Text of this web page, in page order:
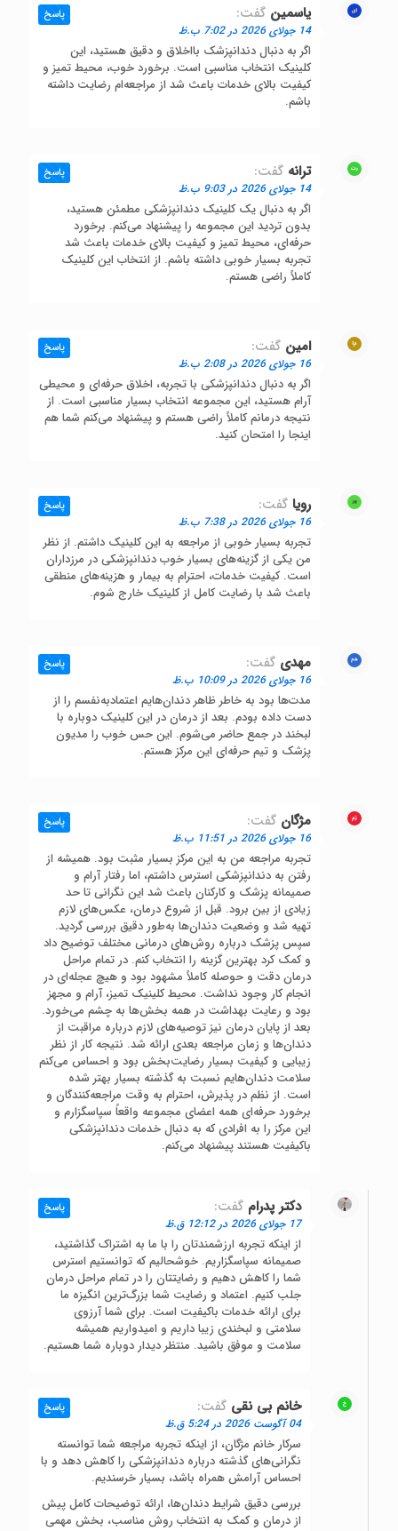
یاسمین گفت:
14 جولای 2026 در 7:02 ب.ظ
اگر به دنبال دندانپزشک بااخلاق و دقیق هستید، این
کلینیک انتخاب مناسبی است. برخورد خوب، محیط تمیز و
کیفیت بالای خدمات باعث شد از مراجعه‌ام رضایت داشته
باشم.
پاسخ
ترانه گفت:
14 جولای 2026 در 9:03 ب.ظ
اگر به دنبال یک کلینیک دندانپزشکی مطمئن هستید،
بدون تردید این مجموعه را پیشنهاد می‌کنم. برخورد
حرفه‌ای، محیط تمیز و کیفیت بالای خدمات باعث شد
تجربه بسیار خوبی داشته باشم. از انتخاب این کلینیک
کاملاً راضی هستم.
پاسخ
امین گفت:
16 جولای 2026 در 2:08 ب.ظ
اگر به دنبال دندانپزشکی با تجربه، اخلاق حرفه‌ای و محیطی
آرام هستید، این مجموعه انتخاب بسیار مناسبی است. از
نتیجه درمانم کاملاً راضی هستم و پیشنهاد می‌کنم شما هم
اینجا را امتحان کنید.
پاسخ
رویا گفت:
16 جولای 2026 در 7:38 ب.ظ
تجربه بسیار خوبی از مراجعه به این کلینیک داشتم. از نظر
من یکی از گزینه‌های بسیار خوب دندانپزشکی در مرزداران
است. کیفیت خدمات، احترام به بیمار و هزینه‌های منطقی
باعث شد با رضایت کامل از کلینیک خارج شوم.
پاسخ
مهدی گفت:
16 جولای 2026 در 10:09 ب.ظ
مدت‌ها بود به خاطر ظاهر دندان‌هایم اعتمادبه‌نفسم را از
دست داده بودم. بعد از درمان در این کلینیک دوباره با
لبخند در جمع حاضر می‌شوم. این حس خوب را مدیون
پزشک و تیم حرفه‌ای این مرکز هستم.
پاسخ
مژگان گفت:
16 جولای 2026 در 11:51 ب.ظ
تجربه مراجعه من به این مرکز بسیار مثبت بود. همیشه از
رفتن به دندانپزشکی استرس داشتم، اما رفتار آرام و
صمیمانه پزشک و کارکنان باعث شد این نگرانی تا حد
زیادی از بین برود. قبل از شروع درمان، عکس‌های لازم
تهیه شد و وضعیت دندان‌ها به‌طور دقیق بررسی گردید.
سپس پزشک درباره روش‌های درمانی مختلف توضیح داد
و کمک کرد بهترین گزینه را انتخاب کنم. در تمام مراحل
درمان دقت و حوصله کاملاً مشهود بود و هیچ عجله‌ای در
انجام کار وجود نداشت. محیط کلینیک تمیز، آرام و مجهز
بود و رعایت بهداشت در همه بخش‌ها به چشم می‌خورد.
بعد از پایان درمان نیز توصیه‌های لازم درباره مراقبت از
دندان‌ها و زمان مراجعه بعدی ارائه شد. نتیجه کار از نظر
زیبایی و کیفیت بسیار رضایت‌بخش بود و احساس می‌کنم
سلامت دندان‌هایم نسبت به گذشته بسیار بهتر شده
است. از نظم در پذیرش، احترام به وقت مراجعه‌کنندگان و
برخورد حرفه‌ای همه اعضای مجموعه واقعاً سپاسگزارم و
این مرکز را به افرادی که به دنبال خدمات دندانپزشکی
باکیفیت هستند پیشنهاد می‌کنم.
پاسخ
دکتر پدرام گفت:
17 جولای 2026 در 12:12 ق.ظ
از اینکه تجربه ارزشمندتان را با ما به اشتراک گذاشتید،
صمیمانه سپاسگزاریم. خوشحالیم که توانستیم استرس
شما را کاهش دهیم و رضایتتان را در تمام مراحل درمان
جلب کنیم. اعتماد و رضایت شما بزرگ‌ترین انگیزه ما
برای ارائه خدمات باکیفیت است. برای شما آرزوی
سلامتی و لبخندی زیبا داریم و امیدواریم همیشه
سلامت و موفق باشید. منتظر دیدار دوباره شما هستیم.
پاسخ
خانم بی نقی گفت:
04 آگوست 2026 در 5:24 ق.ظ
سرکار خانم مژگان، از اینکه تجربه مراجعه شما توانسته
نگرانی‌های گذشته درباره دندانپزشکی را کاهش دهد و با
احساس آرامش همراه باشد، بسیار خرسندیم.
بررسی دقیق شرایط دندان‌ها، ارائه توضیحات کامل پیش
از درمان و کمک به انتخاب روش مناسب، بخش مهمی
پاسخ